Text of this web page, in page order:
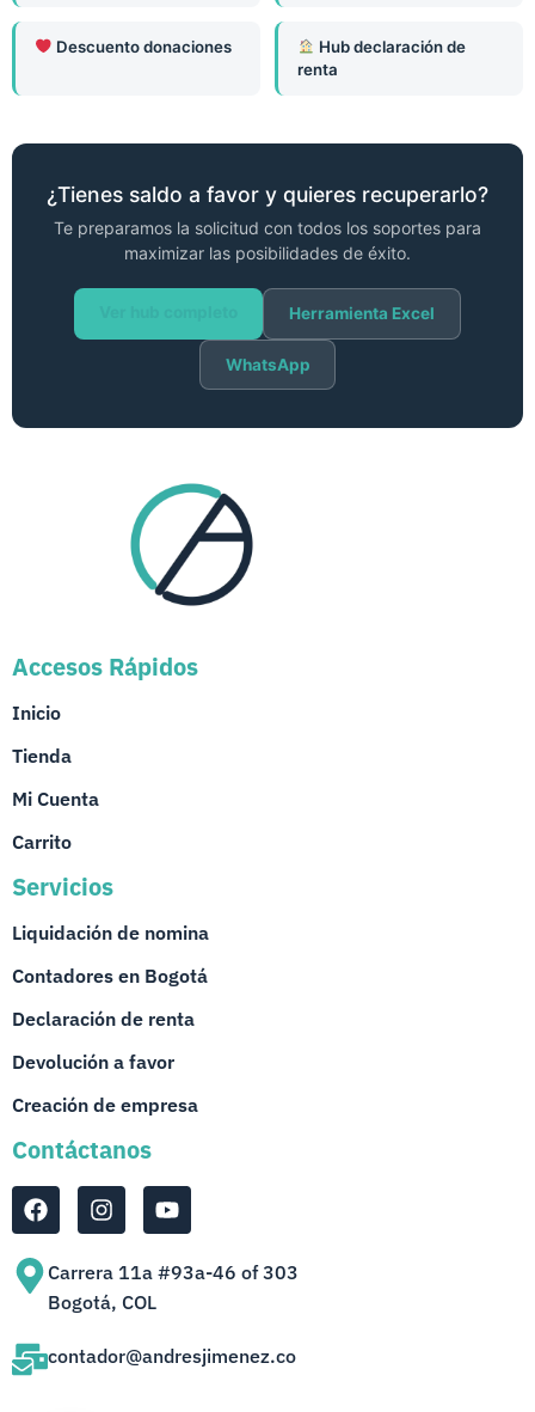
Descuento donaciones
Hub declaración de
renta
¿Tienes saldo a favor y quieres recuperarlo?
Te preparamos la solicitud con todos los soportes para
maximizar las posibilidades de éxito.
Herramienta Excel
WhatsApp
Accesos Rápidos
Inicio
Tienda
Mi Cuenta
Carrito
Servicios
Liquidación de nomina
Contadores en Bogotá
Declaración de renta
Devolución a favor
Creación de empresa
Contáctanos
Carrera 11a #93a-46 of 303
Bogotá, COL
contador@andresjimenez.co